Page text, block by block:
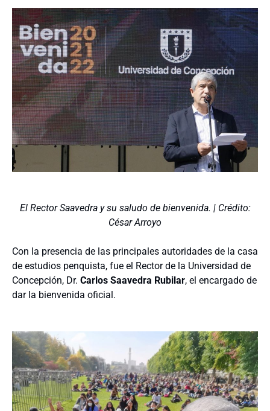
El Rector Saavedra y su saludo de bienvenida. | Crédito:
César Arroyo
Con la presencia de las principales autoridades de la casa
de estudios penquista, fue el Rector de la Universidad de
Concepción, Dr. Carlos Saavedra Rubilar, el encargado de
dar la bienvenida oficial.